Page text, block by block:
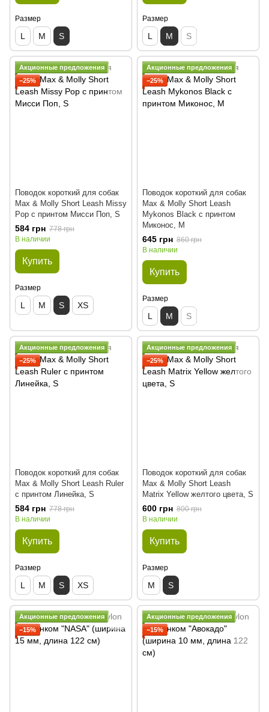
Размер
L M S
Размер
L M S
Акционные предложения
−25%
Поводок короткий для собак
Max & Molly Short Leash Missy
Pop с принтом Мисси Поп, S
584 грн 778 грн
В наличии
Купить
Размер
L M S XS
Акционные предложения
−25%
Поводок короткий для собак
Max & Molly Short Leash
Mykonos Black с принтом
Миконос, M
645 грн 860 грн
В наличии
Купить
Размер
L M S
Акционные предложения
−25%
Поводок короткий для собак
Max & Molly Short Leash Ruler
с принтом Линейка, S
584 грн 778 грн
В наличии
Купить
Размер
L M S XS
Акционные предложения
−25%
Поводок короткий для собак
Max & Molly Short Leash
Matrix Yellow желтого цвета, S
600 грн 800 грн
В наличии
Купить
Размер
M S
Акционные предложения
−15%
Акционные предложения
−15%